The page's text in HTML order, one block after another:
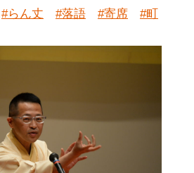
#らん丈 #落語 #寄席
#町